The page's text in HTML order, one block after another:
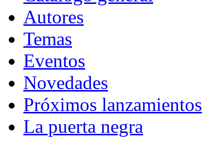
Autores
Temas
Eventos
Novedades
Próximos lanzamientos
La puerta negra